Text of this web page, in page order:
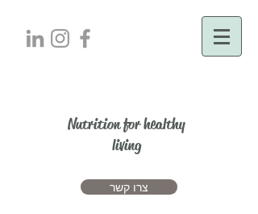
Nutrition for healthy
living
צרו קשר